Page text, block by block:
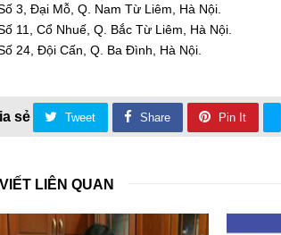
3, Đại Mỗ, Q. Nam Từ Liêm, Hà Nội.
11, Cổ Nhuế, Q. Bắc Từ Liêm, Hà Nội.
24, Đội Cấn, Q. Ba Đình, Hà Nội.
Tweet Share Pin It
LIÊN QUAN